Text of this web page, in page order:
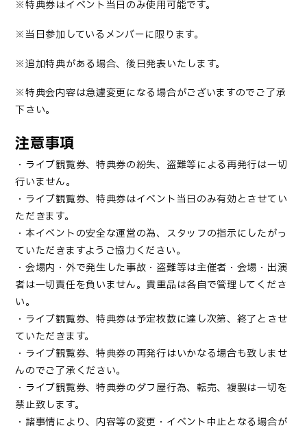
※特典券はイベント当日のみ使用可能です。
※当日参加しているメンバーに限ります。
※追加特典がある場合、後日発表いたします。
※特典会内容は急遽変更になる場合がございますのでご了承
下さい。
注意事項
・ライブ観覧券、特典券の紛失、盗難等による再発行は一切
行いません。
・ライブ観覧券、特典券はイベント当日のみ有効とさせてい
ただきます。
・本イベントの安全な運営の為、スタッフの指示にしたがっ
ていただきますようご協力ください。
・会場内・外で発生した事故・盗難等は主催者・会場・出演
者は一切責任を負いません。貴重品は各自で管理してくださ
い。
・ライブ観覧券、特典券は予定枚数に達し次第、終了とさせ
ていただきます。
・ライブ観覧券、特典券の再発行はいかなる場合も致しませ
んのでご了承ください。
・ライブ観覧券、特典券のダフ屋行為、転売、複製は一切を
禁止致します。
・諸事情により、内容等の変更・イベント中止となる場合が